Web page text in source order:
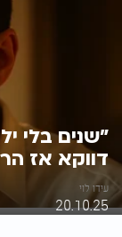
"שנים בלי
דווקא אז
עידו לוי
20.10.25